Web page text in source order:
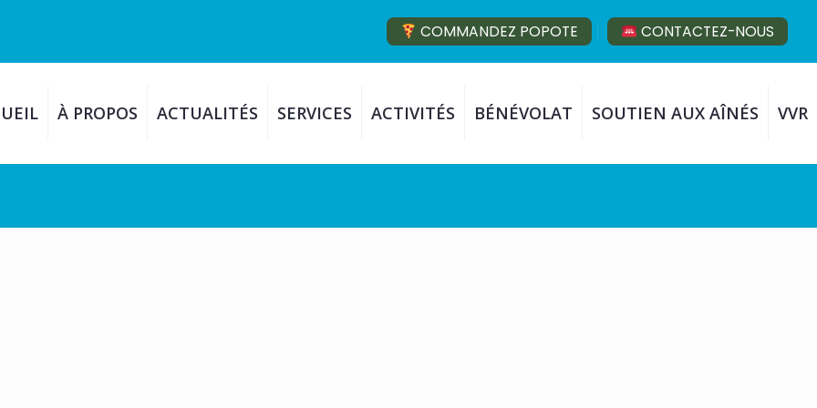
COMMANDEZ POPOTE CONTACTEZ-NOUS
À PROPOS ACTUALITÉS SERVICES ACTIVITÉS BÉNÉVOLAT SOUTIEN AUX AÎNÉS VVR